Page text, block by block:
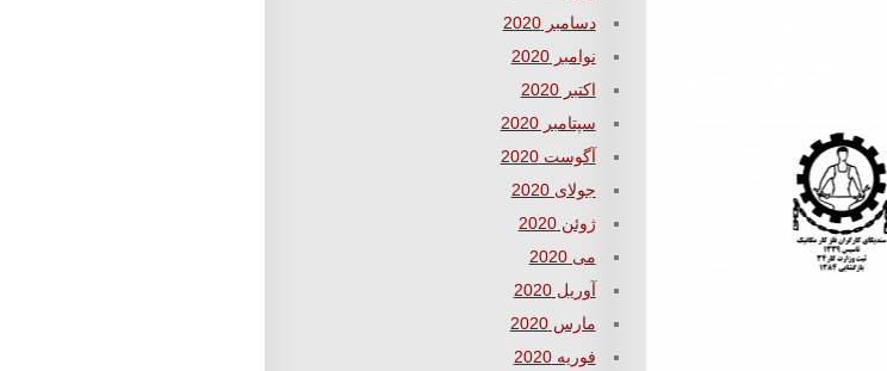
دسامبر 2020
نوامبر 2020
اکتبر 2020
سپتامبر 2020
آگوست 2020
جولای 2020
ژوئن 2020
می 2020
آوریل 2020
مارس 2020
فوریه 2020